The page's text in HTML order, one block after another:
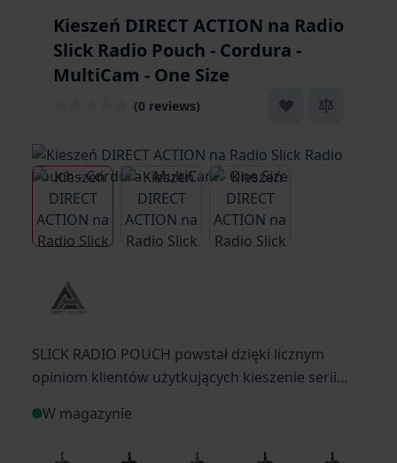
Kieszeń DIRECT ACTION na Radio
Slick Radio Pouch - Cordura -
MultiCam - One Size
(0 reviews)
View larger imageView larger imageView larger image
SLICK RADIO POUCH powstał dzięki licznym
opiniom klientów użytkujących kieszenie serii
było stworzenie możliwie niewielkiej i gładkiej
W magazynie